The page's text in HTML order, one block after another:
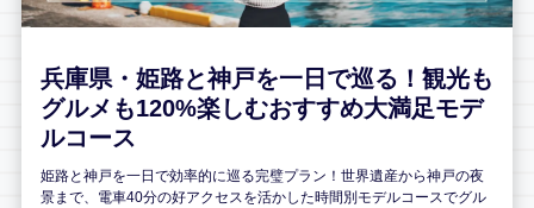
兵庫県・姫路と神戸を一日で巡る！観光も
グルメも120%楽しむおすすめ大満足モデ
ルコース
姫路と神戸を一日で効率的に巡る完璧プラン！世界遺産から神戸の夜
景まで、電車40分の好アクセスを活かした時間別モデルコースでグル